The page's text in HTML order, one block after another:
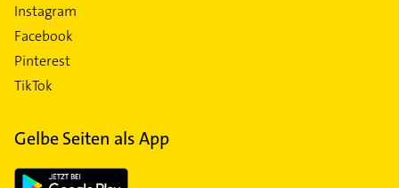
Instagram
Facebook
Pinterest
TikTok
Gelbe Seiten als App